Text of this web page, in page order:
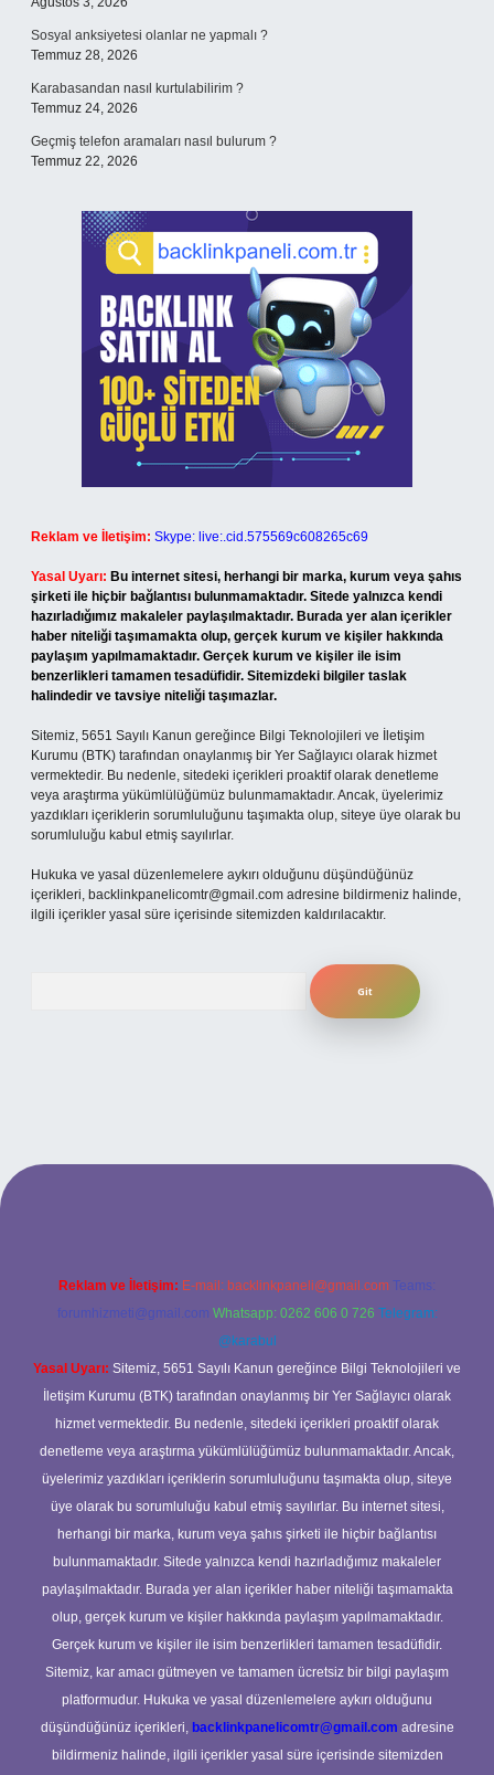
Sosyal anksiyetesi olanlar ne yapmalı ?
Temmuz 28, 2026
Karabasandan nasıl kurtulabilirim ?
Temmuz 24, 2026
Geçmiş telefon aramaları nasıl bulurum ?
Temmuz 22, 2026
Reklam ve İletişim: Skype: live:.cid.575569c608265c69
Yasal Uyarı: Bu internet sitesi, herhangi bir marka, kurum veya şahıs
şirketi ile hiçbir bağlantısı bulunmamaktadır. Sitede yalnızca kendi
hazırladığımız makaleler paylaşılmaktadır. Burada yer alan içerikler
haber niteliği taşımamakta olup, gerçek kurum ve kişiler hakkında
paylaşım yapılmamaktadır. Gerçek kurum ve kişiler ile isim
benzerlikleri tamamen tesadüfidir. Sitemizdeki bilgiler taslak
halindedir ve tavsiye niteliği taşımazlar.
Sitemiz, 5651 Sayılı Kanun gereğince Bilgi Teknolojileri ve İletişim
Kurumu (BTK) tarafından onaylanmış bir Yer Sağlayıcı olarak hizmet
vermektedir. Bu nedenle, sitedeki içerikleri proaktif olarak denetleme
veya araştırma yükümlülüğümüz bulunmamaktadır. Ancak, üyelerimiz
yazdıkları içeriklerin sorumluluğunu taşımakta olup, siteye üye olarak bu
sorumluluğu kabul etmiş sayılırlar.
Hukuka ve yasal düzenlemelere aykırı olduğunu düşündüğünüz
içerikleri, backlinkpanelicomtr@gmail.com adresine bildirmeniz halinde,
ilgili içerikler yasal süre içerisinde sitemizden kaldırılacaktır.
yeni giriş adresi
Reklam ve İletişim: E-mail: backlinkpaneli@gmail.com Teams:
forumhizmeti@gmail.com Whatsapp: 0262 606 0 726 Telegram:
@karabul
Yasal Uyarı: Sitemiz, 5651 Sayılı Kanun gereğince Bilgi Teknolojileri ve
İletişim Kurumu (BTK) tarafından onaylanmış bir Yer Sağlayıcı olarak
hizmet vermektedir. Bu nedenle, sitedeki içerikleri proaktif olarak
denetleme veya araştırma yükümlülüğümüz bulunmamaktadır. Ancak,
üyelerimiz yazdıkları içeriklerin sorumluluğunu taşımakta olup, siteye
üye olarak bu sorumluluğu kabul etmiş sayılırlar. Bu internet sitesi,
herhangi bir marka, kurum veya şahıs şirketi ile hiçbir bağlantısı
bulunmamaktadır. Sitede yalnızca kendi hazırladığımız makaleler
paylaşılmaktadır. Burada yer alan içerikler haber niteliği taşımamakta
olup, gerçek kurum ve kişiler hakkında paylaşım yapılmamaktadır.
Gerçek kurum ve kişiler ile isim benzerlikleri tamamen tesadüfidir.
Sitemiz, kar amacı gütmeyen ve tamamen ücretsiz bir bilgi paylaşım
platformudur. Hukuka ve yasal düzenlemelere aykırı olduğunu
düşündüğünüz içerikleri, backlinkpanelicomtr@gmail.com adresine
bildirmeniz halinde, ilgili içerikler yasal süre içerisinde sitemizden